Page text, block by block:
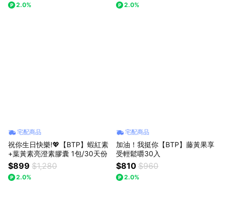
2.0% 2.0%
宅配商品
祝你生日快樂!💖【BTP】蝦紅素
+葉黃素亮澄素膠囊 1包/30天份
$899 $1,280
2.0%
宅配商品
加油！我挺你【BTP】藤黃果享
受輕鬆嚼30入
$810 $960
2.0%